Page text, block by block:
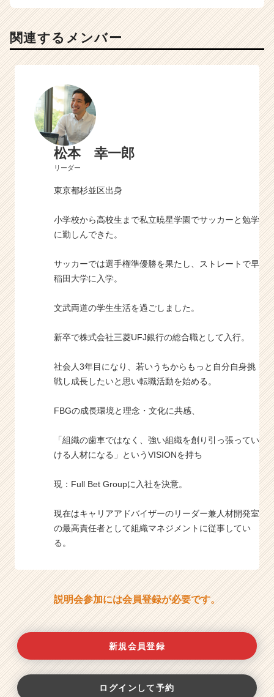
関連するメンバー
松本 幸一郎
リーダー
東京都杉並区出身
小学校から高校生まで私立暁星学園でサッカーと勉学
に勤しんできた。
サッカーでは選手権準優勝を果たし、ストレートで早
稲田大学に入学。
文武両道の学生生活を過ごしました。
新卒で株式会社三菱UFJ銀行の総合職として入行。
社会人3年目になり、若いうちからもっと自分自身挑
戦し成長したいと思い転職活動を始める。
FBGの成長環境と理念・文化に共感、
「組織の歯車ではなく、強い組織を創り引っ張ってい
ける人材になる」というVISIONを持ち
現：Full Bet Groupに入社を決意。
現在はキャリアアドバイザーのリーダー兼人材開発室
の最高責任者として組織マネジメントに従事してい
る。
説明会参加には会員登録が必要です。
新規会員登録
ログインして予約